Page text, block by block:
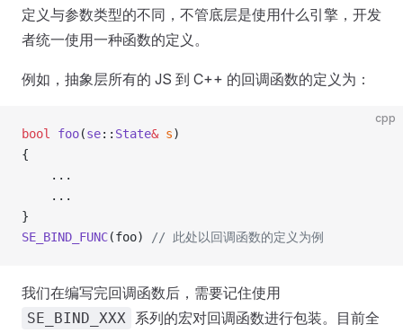
定义与参数类型的不同，不管底层是使用什么引擎，开发
者统一使用一种函数的定义。
例如，抽象层所有的 JS 到 C++ 的回调函数的定义为：
cpp
bool foo(se:: State& s)
{
    ...
    ...
}
SE_BIND_FUNC(foo) // 此处以回调函数的定义为例
我们在编写完回调函数后，需要记住使用
SE_BIND_XXX 系列的宏对回调函数进行包装。目前全